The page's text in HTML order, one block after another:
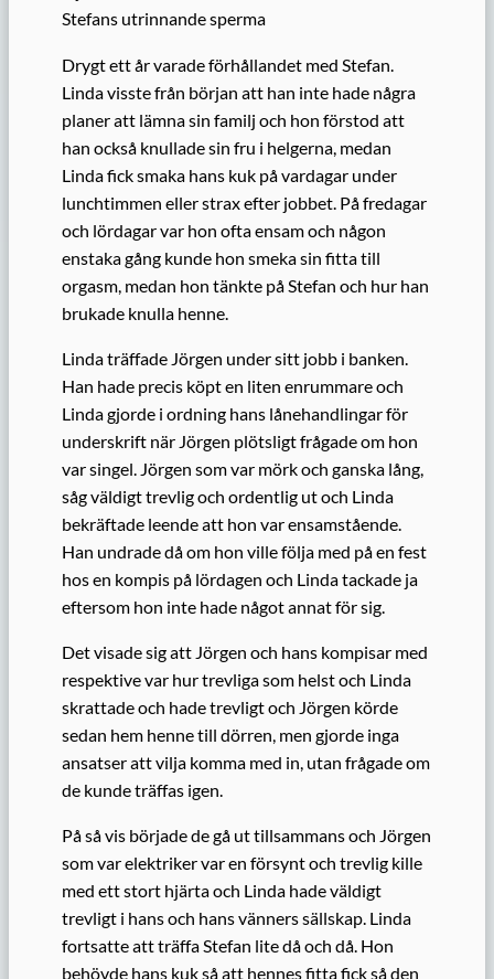
Stefans utrinnande sperma
Drygt ett år varade förhållandet med Stefan.
Linda visste från början att han inte hade några
planer att lämna sin familj och hon förstod att
han också knullade sin fru i helgerna, medan
Linda fick smaka hans kuk på vardagar under
lunchtimmen eller strax efter jobbet. På fredagar
och lördagar var hon ofta ensam och någon
enstaka gång kunde hon smeka sin fitta till
orgasm, medan hon tänkte på Stefan och hur han
brukade knulla henne.
Linda träffade Jörgen under sitt jobb i banken.
Han hade precis köpt en liten enrummare och
Linda gjorde i ordning hans lånehandlingar för
underskrift när Jörgen plötsligt frågade om hon
var singel. Jörgen som var mörk och ganska lång,
såg väldigt trevlig och ordentlig ut och Linda
bekräftade leende att hon var ensamstående.
Han undrade då om hon ville följa med på en fest
hos en kompis på lördagen och Linda tackade ja
eftersom hon inte hade något annat för sig.
Det visade sig att Jörgen och hans kompisar med
respektive var hur trevliga som helst och Linda
skrattade och hade trevligt och Jörgen körde
sedan hem henne till dörren, men gjorde inga
ansatser att vilja komma med in, utan frågade om
de kunde träffas igen.
På så vis började de gå ut tillsammans och Jörgen
som var elektriker var en försynt och trevlig kille
med ett stort hjärta och Linda hade väldigt
trevligt i hans och hans vänners sällskap. Linda
fortsatte att träffa Stefan lite då och då. Hon
behövde hans kuk så att hennes fitta fick så den